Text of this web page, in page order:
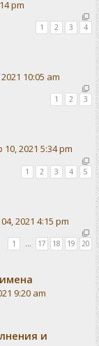
pm
1 2 3 4
10:05 am
1 2 3
10, 2021 5:34 pm
1 2 3 4 5
2021 4:15 pm
1 … 17 18 19 20
9:20 am
и